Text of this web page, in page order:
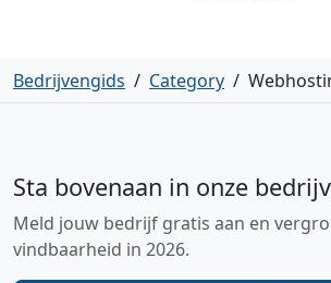
Bedrijvengids / Category /
Sta bovenaan in onze
Meld jouw bedrijf gratis aan en
vindbaarheid in 2026.